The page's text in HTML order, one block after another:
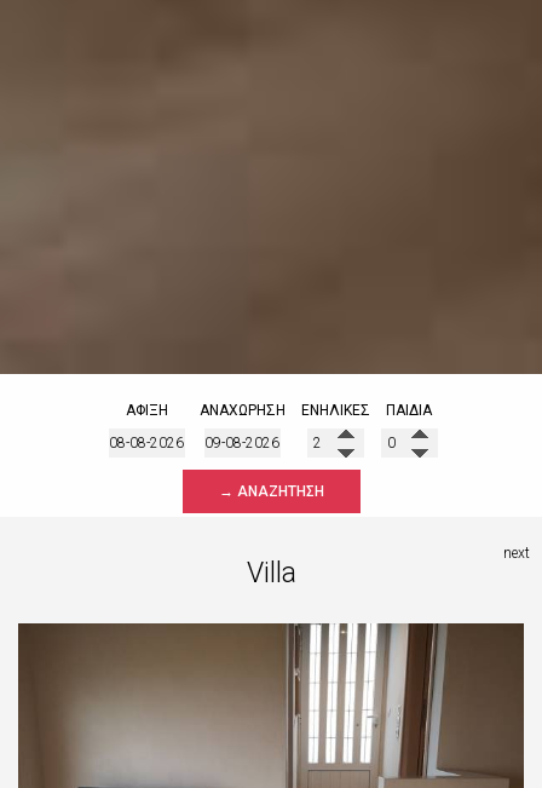
ΆΦΙΞΗ ΑΝΑΧΏΡΗΣΗ ΕΝΉΛΙΚΕΣ ΠΑΙΔΙΆ
→ ΑΝΑΖΉΤΗΣΗ
Villa
next